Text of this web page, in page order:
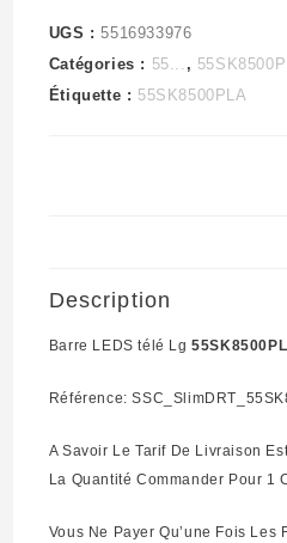
UGS :5516933976
Catégories : 55... ,
Étiquette : 55SK8500PLA
Description
Barre LEDS télé Lg
Référence:
A Savoir Le Tarif De Livraison
La Quantité Commander Pour 1
Vous Ne Payer Qu’une Fois Les